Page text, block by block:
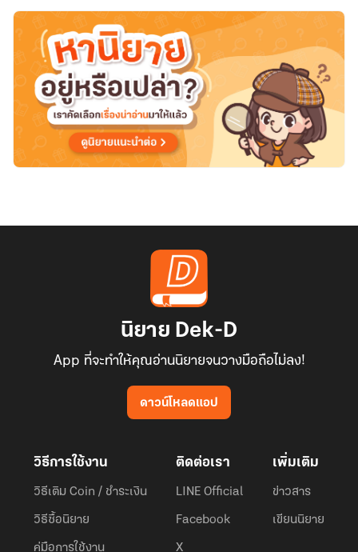
ใน
จักรวาล
Project
Moon
นิยาย Dek-D
App ที่จะทำให้คุณอ่านนิยายจนวางมือถือไม่ลง!
ดาวน์โหลดแอป
วิธีการใช้งาน
วิธีเติม Coin / ชำระเงิน
วิธีซื้อนิยาย
คู่มือการใช้งาน
ติดต่อเรา
LINE Official
Facebook
X
เพิ่มเติม
ข่าวสาร
เขียนนิยาย